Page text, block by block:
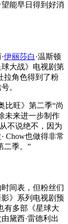
能早日得到好消
伊丽莎白·温斯顿
大战》电视剧第
拉角色得到了粉
。
比旺》第二季“尚
未来进一步制作
不说绝不，因为
Chow也做得非常
二季。”
间表，但粉丝们
》系列电视剧预
有多部《星球大
黛西·雷德利出